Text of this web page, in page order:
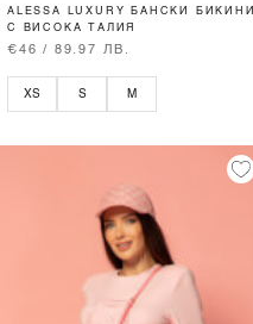
ALESSA LUXURY БАНСКИ БИКИНИ
С ВИСОКА ТАЛИЯ
€46 / 89.97 ЛВ.
XS S M